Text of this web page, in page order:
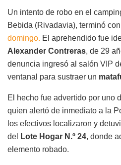
Un intento de robo en el
Bebida (Rivadavia), terminó
domingo. El aprehendido fue
Alexander Contreras, de 29
denuncia ingresó al salón VIP
ventanal para sustraer un
El hecho fue advertido por uno
quien alertó de inmediato a la
los efectivos localizaron y
del
Lote Hogar N.º 24, donde
elemento robado.